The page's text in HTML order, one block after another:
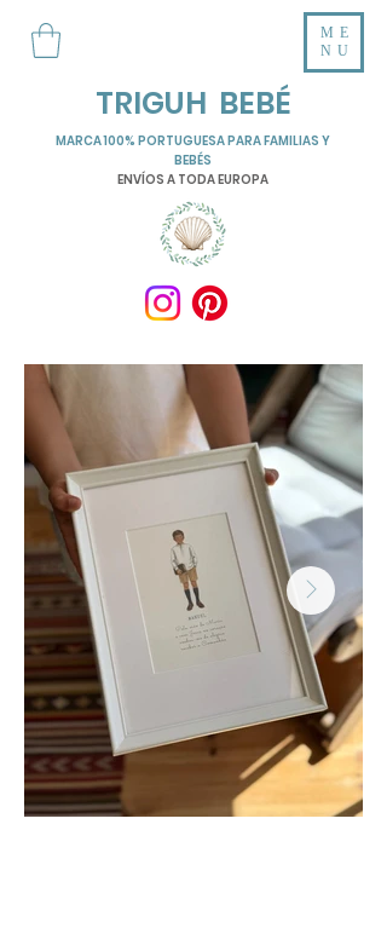
TRIGUH BEBÉ
ME
NU
MARCA 100% PORTUGUESA PARA FAMILIAS Y
BEBÉS
ENVÍOS A TODA EUROPA